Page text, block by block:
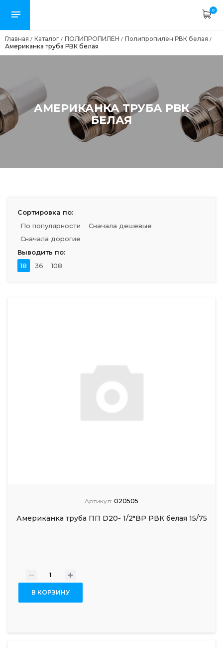
0
Главная / Каталог / ПОЛИПРОПИЛЕН / Полипропилен РВК белая /
Американка труба РВК белая
АМЕРИКАНКА ТРУБА РВК
БЕЛАЯ
Сортировка по:
По популярности
Сначала дешевые
Сначала дорогие
Выводить по:
18
36 108
Артикул: 020505
Американка труба ПП D20- 1/2"ВР РВК белая 15/75
- +
В КОРЗИНУ